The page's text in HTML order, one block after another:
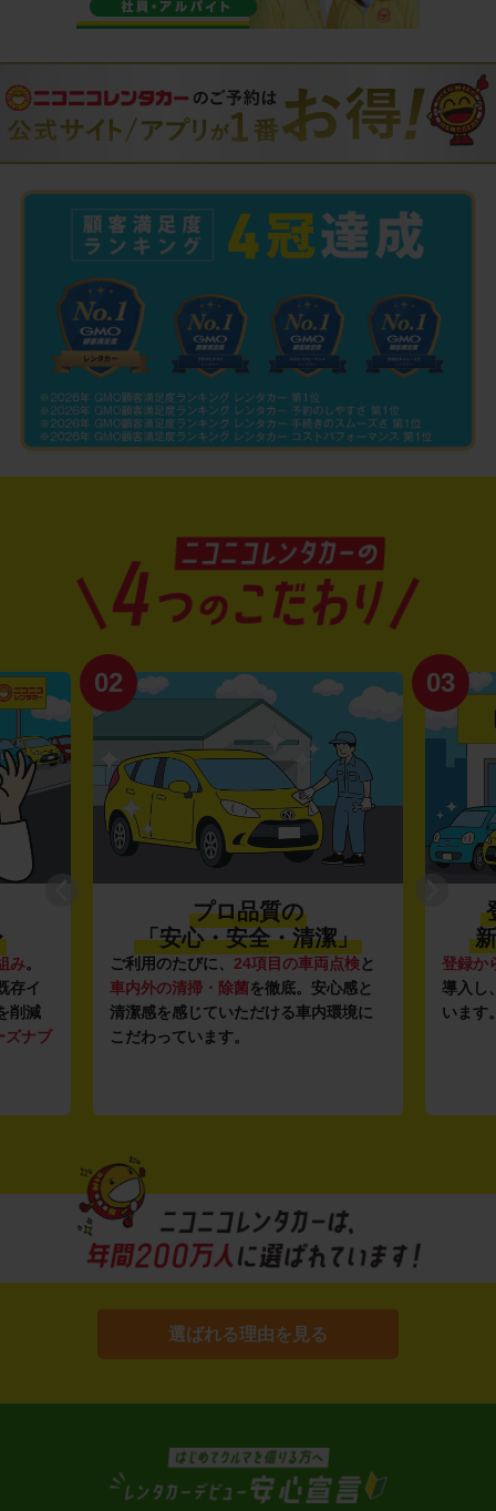
み。
存イ
削減
ズナブ
02
プロ品質の
「安心・安全・清潔」
ご利用のたびに、 24項目の車両点検と
車内外の清掃・除菌を徹底。安心感と
清潔感を感じていただける車内環境に
こだわっています。
03
登録か
導入し
います
選ばれる理由を見る